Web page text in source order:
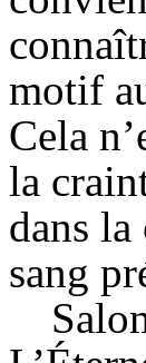
motif
Cela
la
dans la
sang